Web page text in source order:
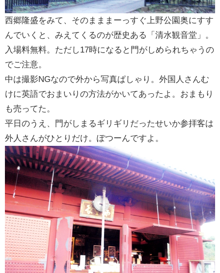
西郷隆盛をみて、そのまままーっすぐ上野公園奥にすす
んでいくと、みえてくるのが歴史ある「清水観音堂」。
入場料無料。ただし17時になると門がしめられちゃうの
でご注意。
中は撮影NGなので外から写真ぱしゃり。外国人さんむ
けに英語でおまいりの方法がかいてあったよ。おまもり
も売ってた。
平日のうえ、門がしまるギリギリだったせいか参拝客は
外人さんがひとりだけ。ぽつーんですよ。